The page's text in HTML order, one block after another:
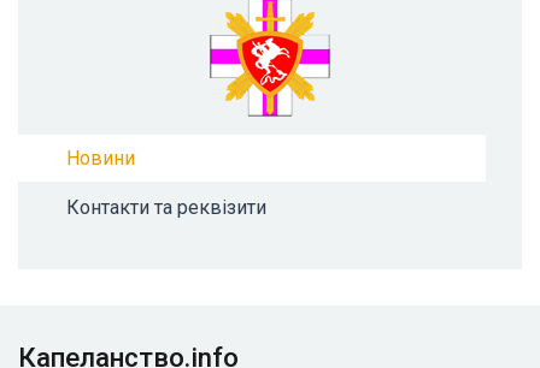
Новини
Контакти та реквізити
Капеланство.info